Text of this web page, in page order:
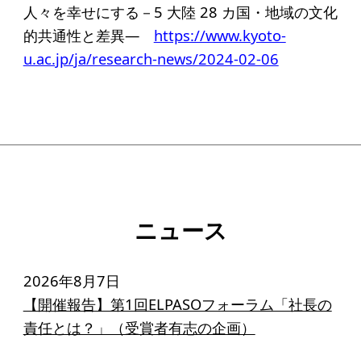
人々を幸せにする－5 大陸 28 カ国・地域の文化
的共通性と差異― https://www.kyoto-
u.ac.jp/ja/research-news/2024-02-06
ニュース
2026年8月7日
【開催報告】第1回ELPASOフォーラム「社長の
責任とは？」（受賞者有志の企画）